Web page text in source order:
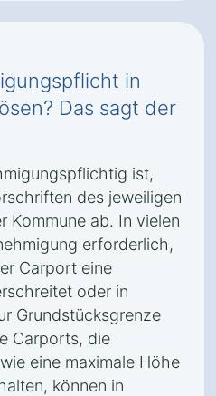
in
Das sagt der
ist,
des jeweiligen
Kommune ab. In vielen
erforderlich,
Carport eine
oder in
Grundstücksgrenze
Carports, die
eine maximale Höhe
können in